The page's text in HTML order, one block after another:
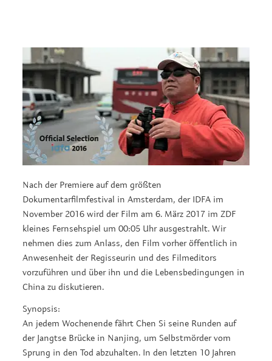
Nach der Premiere auf dem größten
Dokumentarfilmfestival in Amsterdam, der IDFA im
November 2016 wird der Film am 6. März 2017 im ZDF
kleines Fernsehspiel um 00:05 Uhr ausgestrahlt. Wir
nehmen dies zum Anlass, den Film vorher öffentlich in
Anwesenheit der Regisseurin und des Filmeditors
vorzuführen und über ihn und die Lebensbedingungen in
China zu diskutieren.
Synopsis:
An jedem Wochenende fährt Chen Si seine Runden auf
der Jangtse Brücke in Nanjing, um Selbstmörder vom
Sprung in den Tod abzuhalten. In den letzten 10 Jahren